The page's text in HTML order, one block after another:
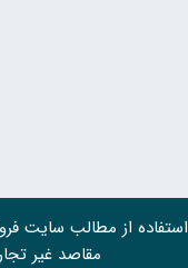
استفاده از مطالب سايت
مقاصد غیر